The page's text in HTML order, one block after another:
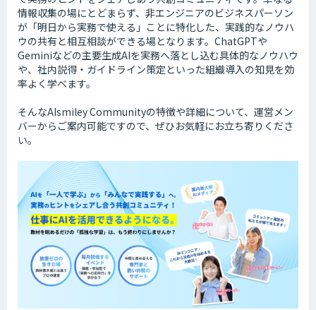
情報収集の場にとどまらず、非エンジニアのビジネスパーソン
が「明日から実務で使える」ことに特化した、実践的なノウハ
ウの共有と相互相談ができる場となります。ChatGPTや
Geminiなどの主要生成AIを実務へ落とし込む具体的なノウハウ
や、社内説得・ガイドライン策定といった組織導入の知見を効
率よく学べます。
そんなAIsmiley Communityの特徴や詳細について、運営メン
バーからご案内可能ですので、ぜひお気軽にお立ち寄りくださ
い。